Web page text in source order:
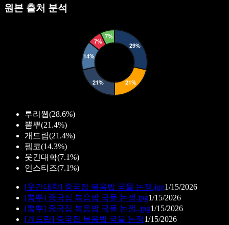
원본 출처 분석
루리웹(28.6%)
뽐뿌(21.4%)
개드립(21.4%)
펨코(14.3%)
웃긴대학(7.1%)
인스티즈(7.1%)
[웃긴대학] 중국집 볶음밥 국물 논쟁.jpg1/15/2026
[뽐뿌] 중국집 볶음밥 국물 논쟁.jpg1/15/2026
[뽐뿌] 중국집 볶음밥 국물 논쟁..jpg1/15/2026
[개드립] 중국집 볶음밥 국물 논쟁1/15/2026